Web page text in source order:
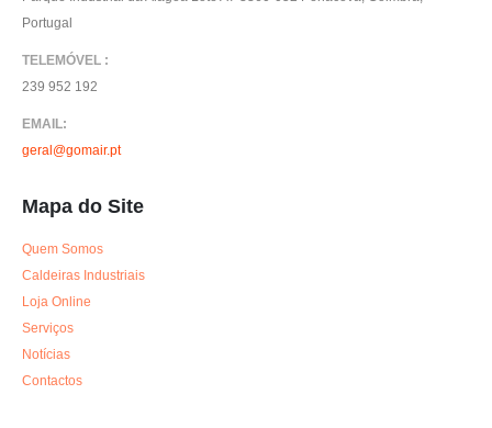
Portugal
TELEMÓVEL :
239 952 192
EMAIL:
geral@gomair.pt
Mapa do Site
Quem Somos
Caldeiras Industriais
Loja Online
Serviços
Notícias
Contactos